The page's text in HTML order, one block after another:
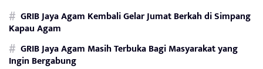
GRIB Jaya Agam Kembali Gelar Jumat Berkah di Simpang
Kapau Agam
GRIB Jaya Agam Masih Terbuka Bagi Masyarakat yang
Ingin Bergabung